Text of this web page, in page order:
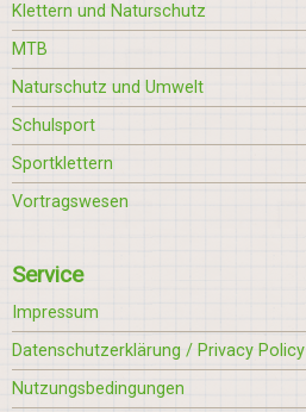
Klettern und Naturschutz
MTB
Naturschutz und Umwelt
Schulsport
Sportklettern
Vortragswesen
Service
Impressum
Datenschutzerklärung / Privacy Policy
Nutzungsbedingungen